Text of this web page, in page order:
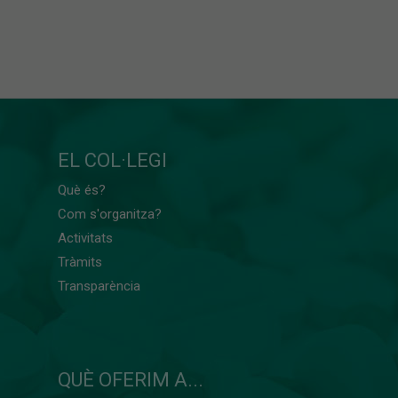
EL COL·LEGI
Què és?
Com s'organitza?
Activitats
Tràmits
Transparència
QUÈ OFERIM A...